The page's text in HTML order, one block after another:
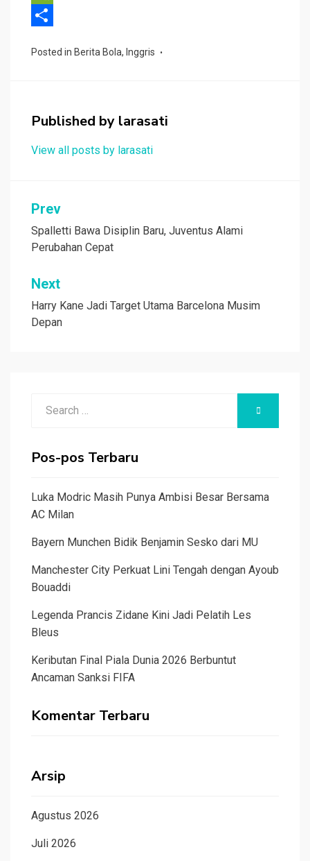
b
oe
a
s
p
e
W
C
t
h
e
Posted in Berita Bola, Inggris
Published by larasati
View all posts by larasati
Navigasi
pos
Prev
Spalletti Bawa Disiplin Baru, Juventus Alami
Perubahan Cepat
Next
Harry Kane Jadi Target Utama Barcelona Musim
Depan
SEARCH
Pos-pos Terbaru
Luka Modric Masih Punya Ambisi Besar Bersama
AC Milan
Bayern Munchen Bidik Benjamin Sesko dari MU
Manchester City Perkuat Lini Tengah dengan Ayoub
Bouaddi
Legenda Prancis Zidane Kini Jadi Pelatih Les
Bleus
Keributan Final Piala Dunia 2026 Berbuntut
Ancaman Sanksi FIFA
Komentar Terbaru
Arsip
Agustus 2026
Juli 2026